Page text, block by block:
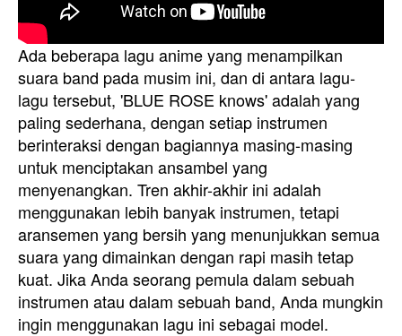
Ada beberapa lagu anime yang menampilkan
suara band pada musim ini, dan di antara lagu-
lagu tersebut, 'BLUE ROSE knows' adalah yang
paling sederhana, dengan setiap instrumen
berinteraksi dengan bagiannya masing-masing
untuk menciptakan ansambel yang
menyenangkan. Tren akhir-akhir ini adalah
menggunakan lebih banyak instrumen, tetapi
aransemen yang bersih yang menunjukkan semua
suara yang dimainkan dengan rapi masih tetap
kuat. Jika Anda seorang pemula dalam sebuah
instrumen atau dalam sebuah band, Anda mungkin
ingin menggunakan lagu ini sebagai model.